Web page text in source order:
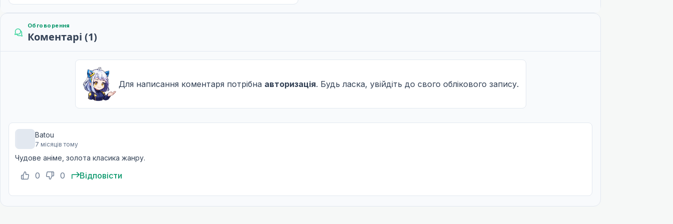
Обговорення
Коментарі (1)
Для написання коментаря потрібна авторизація. Будь ласка, увійдіть до свого облікового запису.
Batou
7 місяців тому
Чудове аніме, золота класика жанру.
0 0 Відповісти